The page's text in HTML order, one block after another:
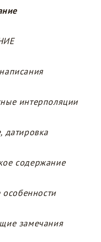
интерполяции
датировка
содержание
замечания